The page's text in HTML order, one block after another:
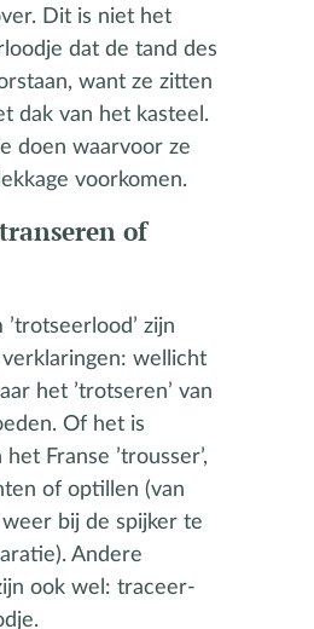
Dit is niet het
dat de tand des
want ze zitten
dak van het kasteel.
doen waarvoor ze
voorkomen.
of
zijn
wellicht
het ’trotseren’ van
Of het is
Franse ’trousser’,
of optillen (van
bij de spijker te
Andere
ook wel: traceer-